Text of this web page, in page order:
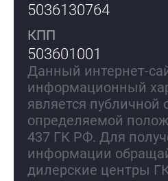
5036130764
КПП
503601001
Данный интернет-
информационный
является публичной
определяемой
437 ГК РФ. Для
информации
дилерские центры